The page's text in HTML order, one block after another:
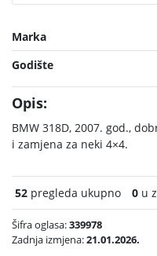
Marka
Godište
Opis:
BMW 318D, 2007. god.,
i zamjena za neki 4×4.
52 pregleda ukupno 0 u
Šifra oglasa:339978
Zadnja izmjena:21.01.2026.